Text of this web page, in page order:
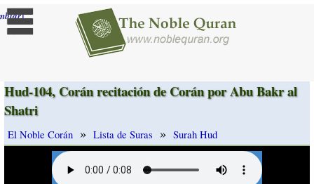
]
Hud-104, Corán recitación de Corán por Abu Bakr al
Shatri
El Noble Corán » Lista de Suras » Surah Hud